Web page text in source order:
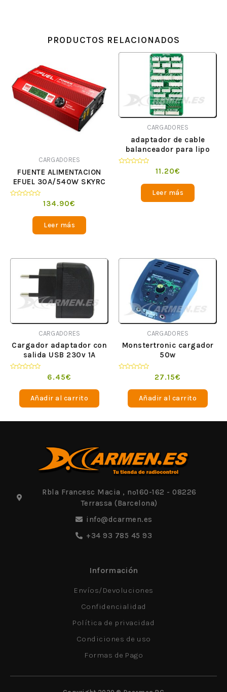
PRODUCTOS RELACIONADOS
CARGADORES
FUENTE ALIMENTACION
EFUEL 30A/540W SKYRC
134.90€
Leer más
CARGADORES
adaptador de cable
balanceador para lipo
11.20€
Leer más
CARGADORES
Cargador adaptador con
salida USB 230v 1A
6.45€
Añadir al carrito
CARGADORES
Monstertronic cargador
50w
27.15€
Añadir al carrito
Rbla Francesc Macia , nº160-162 - 08226
Terrassa (Barcelona)
info@dcarmen.es
+34 93 785 45 93
Información
Envíos/Devoluciones
Confidencialidad
Política de privacidad
Condiciones de uso
Formas de Pago